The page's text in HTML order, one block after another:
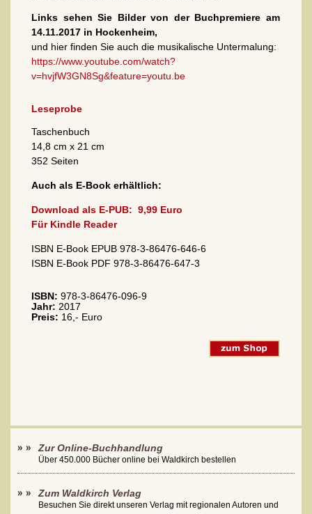
Links sehen Sie Bilder von der Buchpremiere am
14.11.2017 in Hockenheim,
und hier finden Sie auch die musikalische Untermalung:
https://www.youtube.com/watch?
v=hvjfW3GN8Sg&feature=youtu.be
Leseprobe
Taschenbuch
14,8 cm x 21 cm
352 Seiten
Auch als E-Book erhältlich:
Download als E-PUB: 9,99 Euro
Für Kindle Reader
ISBN E-Book EPUB 978-3-86476-646-6
ISBN E-Book PDF 978-3-86476-647-3
ISBN: 978-3-86476-096-9
Jahr: 2017
Preis: 16,- Euro
Zur Online-Buchhandlung
Über 450.000 Bücher online bei Waldkirch bestellen
Zum Waldkirch Verlag
Besuchen Sie direkt unseren Verlag mit regionalen Autoren und